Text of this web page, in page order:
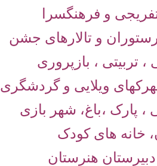
و فرهنگسرا
و تالارهای جشن
تربیتی ، بازپروری
ویلایی و گردشگری
پارک ،باغ، شهر بازی
خانه های کودک
هنرستان